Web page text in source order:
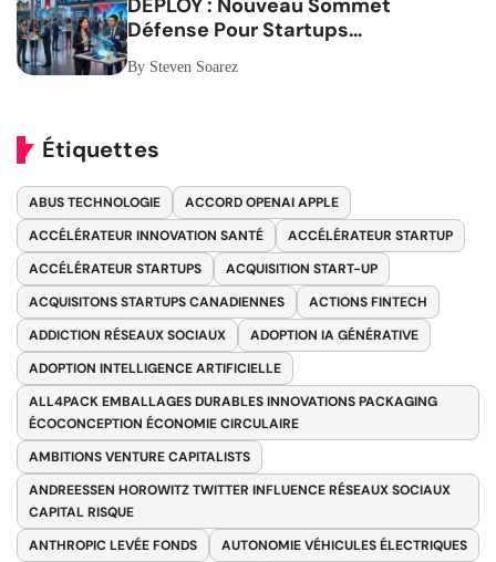
DEPLOY : Nouveau Sommet
Défense Pour Startups
Canadiennes
By Steven Soarez
Étiquettes
ABUS TECHNOLOGIE
ACCORD OPENAI APPLE
ACCÉLÉRATEUR INNOVATION SANTÉ
ACCÉLÉRATEUR STARTUP
ACCÉLÉRATEUR STARTUPS
ACQUISITION START-UP
ACQUISITONS STARTUPS CANADIENNES
ACTIONS FINTECH
ADDICTION RÉSEAUX SOCIAUX
ADOPTION IA GÉNÉRATIVE
ADOPTION INTELLIGENCE ARTIFICIELLE
ALL4PACK EMBALLAGES DURABLES INNOVATIONS PACKAGING
ÉCOCONCEPTION ÉCONOMIE CIRCULAIRE
AMBITIONS VENTURE CAPITALISTS
ANDREESSEN HOROWITZ TWITTER INFLUENCE RÉSEAUX SOCIAUX
CAPITAL RISQUE
ANTHROPIC LEVÉE FONDS
AUTONOMIE VÉHICULES ÉLECTRIQUES